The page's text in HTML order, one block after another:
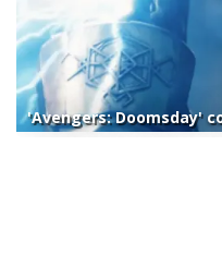
'Avengers: Doomsday'